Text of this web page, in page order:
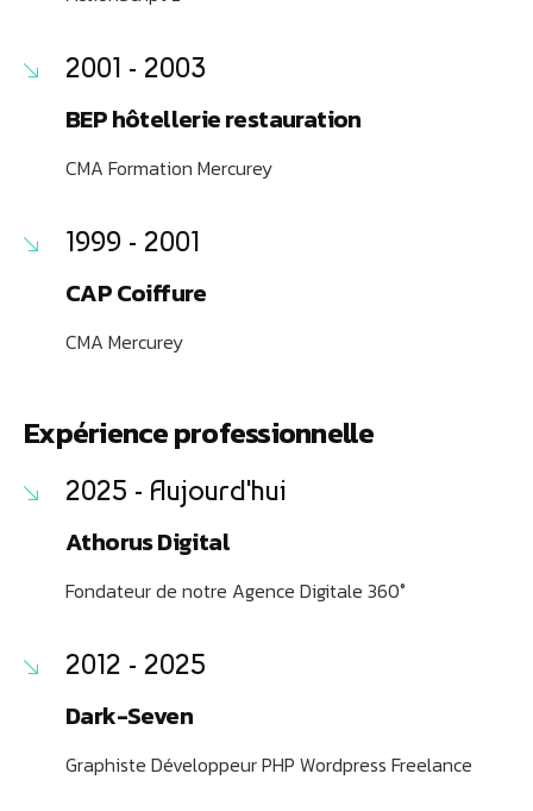
2001 - 2003
BEP hôtellerie restauration
CMA Formation Mercurey
1999 - 2001
CAP Coiffure
CMA Mercurey
Expérience professionnelle
2025 - Aujourd'hui
Athorus Digital
Fondateur de notre Agence Digitale 360°
2012 - 2025
Dark-Seven
Graphiste Développeur PHP Wordpress Freelance